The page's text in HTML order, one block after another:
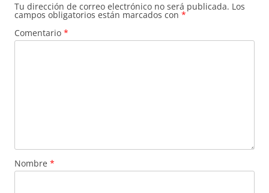
Tu dirección de correo electrónico no será publicada. Los
campos obligatorios están marcados con *
Comentario *
Nombre *